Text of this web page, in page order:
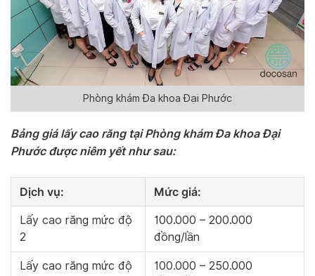
Phòng khám Đa khoa Đại Phước
Bảng giá lấy cao răng tại Phòng khám Đa khoa Đại
Phước được niêm yết như sau:
Dịch vụ: Mức giá:
Lấy cao răng mức độ
2
100.000 – 200.000
đồng/lần
Lấy cao răng mức độ
100.000 – 250.000